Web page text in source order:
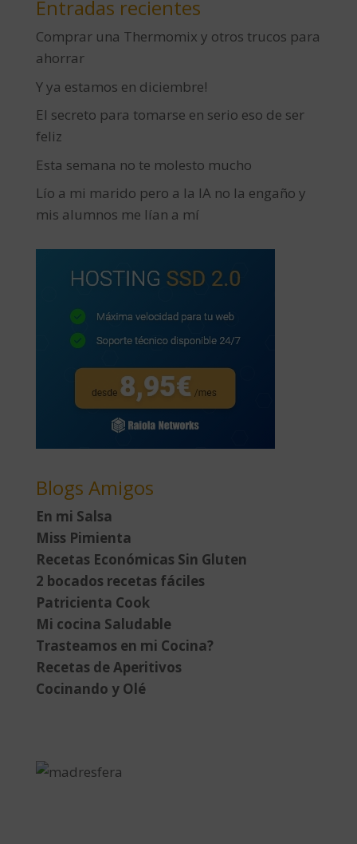
Entradas recientes
Comprar una Thermomix y otros trucos para
ahorrar
Y ya estamos en diciembre!
El secreto para tomarse en serio eso de ser
feliz
Esta semana no te molesto mucho
Lío a mi marido pero a la IA no la engaño y
mis alumnos me lían a mí
Blogs Amigos
En mi Salsa
Miss Pimienta
Recetas Económicas Sin Gluten
2 bocados recetas fáciles
Patricienta Cook
Mi cocina Saludable
Trasteamos en mi Cocina?
Recetas de Aperitivos
Cocinando y Olé